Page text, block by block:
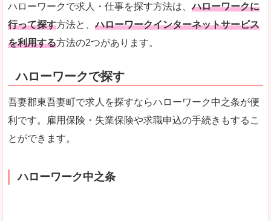
ハローワークで求人・仕事を探す方法は、ハローワークに
行って探す方法と、ハローワークインターネットサービス
を利用する方法の2つがあります。
ハローワークで探す
吾妻郡東吾妻町で求人を探すならハローワーク中之条が便
利です。雇用保険・失業保険や求職申込の手続きもするこ
とができます。
ハローワーク中之条